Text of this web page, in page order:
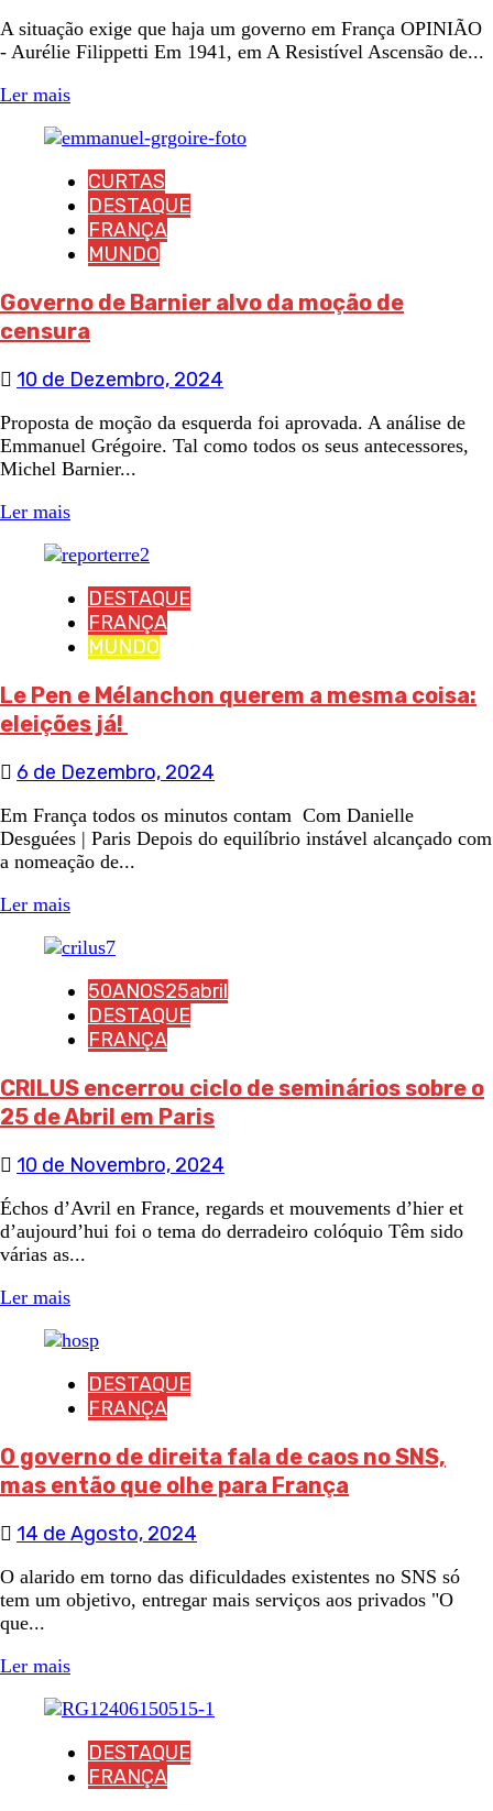
A situação exige que haja um governo em França OPINIÃO
- Aurélie Filippetti Em 1941, em A Resistível Ascensão de...
Ler mais
CURTAS
DESTAQUE
FRANÇA
MUNDO
Governo de Barnier alvo da moção de
censura
10 de Dezembro, 2024
Proposta de moção da esquerda foi aprovada. A análise de
Emmanuel Grégoire. Tal como todos os seus antecessores,
Michel Barnier...
Ler mais
DESTAQUE
FRANÇA
MUNDO
Le Pen e Mélanchon querem a mesma coisa:
eleições já!
6 de Dezembro, 2024
Em França todos os minutos contam Com Danielle
Desguées | Paris Depois do equilíbrio instável alcançado com
a nomeação de...
Ler mais
50ANOS25abril
DESTAQUE
FRANÇA
CRILUS encerrou ciclo de seminários sobre o
25 de Abril em Paris
10 de Novembro, 2024
Échos d’Avril en France, regards et mouvements d’hier et
d’aujourd’hui foi o tema do derradeiro colóquio Têm sido
várias as...
Ler mais
DESTAQUE
FRANÇA
O governo de direita fala de caos no SNS,
mas então que olhe para França
14 de Agosto, 2024
O alarido em torno das dificuldades existentes no SNS só
tem um objetivo, entregar mais serviços aos privados "O
que...
Ler mais
DESTAQUE
FRANÇA